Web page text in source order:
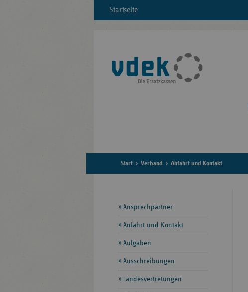
Startseite
Start Verband Anfahrt und Kontakt
Seitennavigation
Ansprechpartner
Anfahrt und Kontakt
Aufgaben
Ausschreibungen
Landesvertretungen